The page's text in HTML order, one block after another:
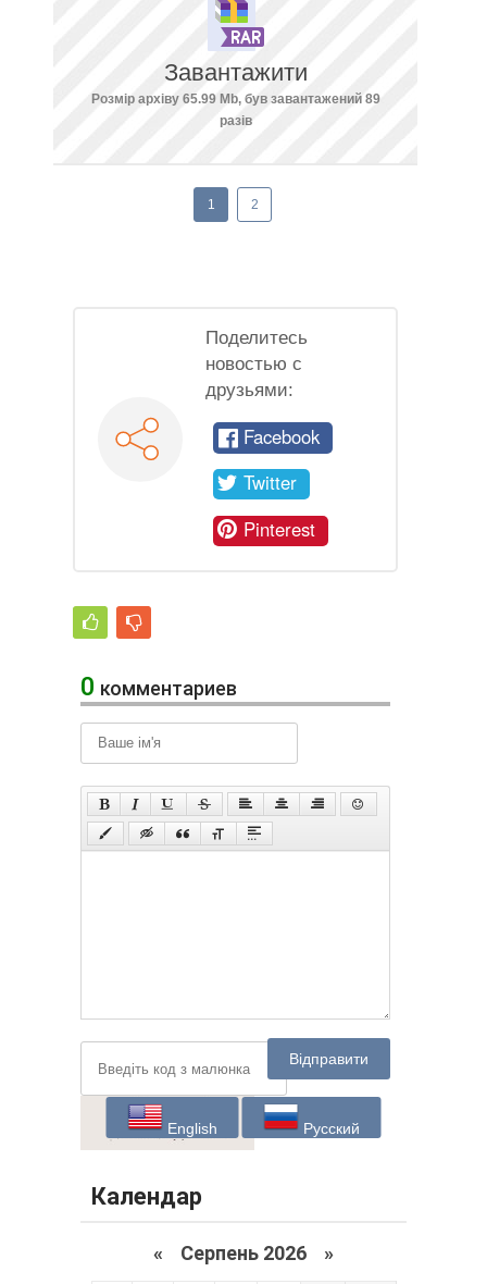
Завантажити
Розмір архіву 65.99 Mb, був завантажений 89
разів
1 2
Поделитесь
новостью с
друзьями:
Facebook
Twitter
Pinterest
0 комментариев
Відправити
English Русский
Календар
« Серпень 2026 »